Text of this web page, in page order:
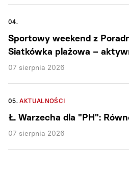
04.
Sportowy weekend z
Siatkówka plażowa –
07 sierpnia 2026
05. AKTUALNOŚCI
Ł. Warzecha dla "PH":
07 sierpnia 2026